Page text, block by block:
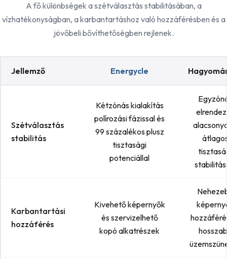
A fő különbségek a szétválasztás stabilitásában, a
vízhatékonyságban, a karbantartáshoz való hozzáférésben és a
jövőbeli bővíthetőségben rejlenek.
Jellemző Energycle
Szétválasztás
stabilitás
Kétzónás kialakítás
polírozási fázissal és
99 százalékos plusz
tisztasági
potenciállal
Karbantartási
hozzáférés
Kivehető képernyők
és szervizelhető
kopó alkatrészek